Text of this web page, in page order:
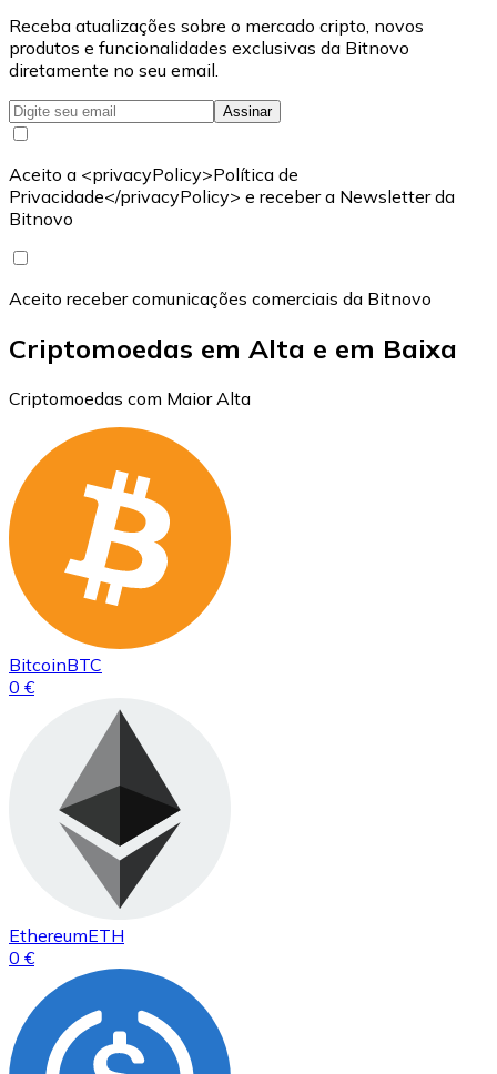
Receba atualizações sobre o mercado cripto, novos
produtos e funcionalidades exclusivas da Bitnovo
diretamente no seu email.
Assinar
Aceito a <privacyPolicy>Política de
Privacidade</privacyPolicy> e receber a Newsletter da
Bitnovo
Aceito receber comunicações comerciais da Bitnovo
Criptomoedas em Alta e em Baixa
Criptomoedas com Maior Alta
BitcoinBTC
0 €
EthereumETH
0 €